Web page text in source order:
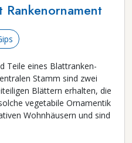
Teile eines Blattranken-
Stamm sind zwei
Blättern erhalten, die
vegetabile Ornamentik
Wohnhäusern und sind